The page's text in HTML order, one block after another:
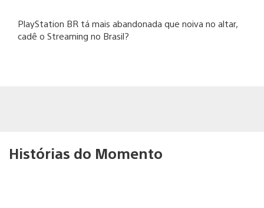
PlayStation BR tá mais abandonada que noiva no altar,
cadê o Streaming no Brasil?
Histórias do Momento